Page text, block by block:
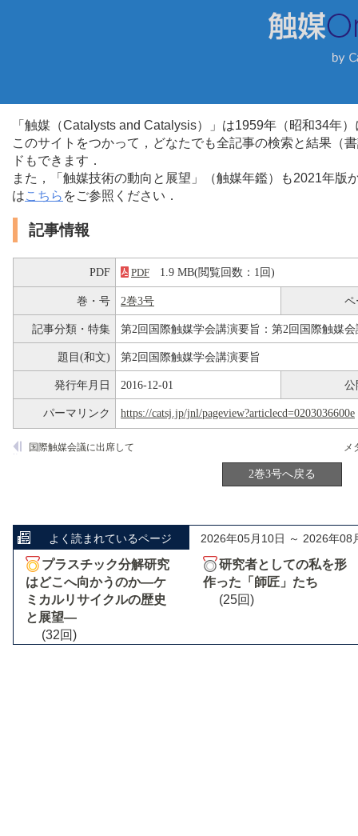
「触媒（Catalysts and Catalysis）」は1959年（昭和34年
このサイトをつかって，どなたでも全記事の検索と結果（
ドもできます．
また，「触媒技術の動向と展望」（触媒年鑑）も2021年
はこちら をご参照ください．
記事情報
PDF PDF 1.9 MB(閲覧回数：1回)
巻・号 2巻3号 ペ
記事分類・特集 第2回国際触媒学会講演要旨：第2回国際触媒会
題目(和文) 第2回国際触媒学会講演要旨
発行年月日 2016-12-01 公
パーマリンク https://catsj.jp/jnl/pageview?articlecd=0203036600e
メ
国際触媒会議に出席して
2巻3号へ戻る
よく読まれているページ 2026年05月10日 ～ 2026年08
プラスチック分解研究
はどこへ向かうのか―ケ
ミカルリサイクルの歴史
と展望―
(32回)
研究者としての私を形
作った「師匠」たち
(25回)